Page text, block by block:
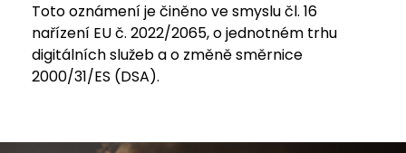
Toto oznámení je činěno ve smyslu čl. 16
nařízení EU č. 2022/2065, o jednotném trhu
digitálních služeb a o změně směrnice
2000/31/ES (DSA).